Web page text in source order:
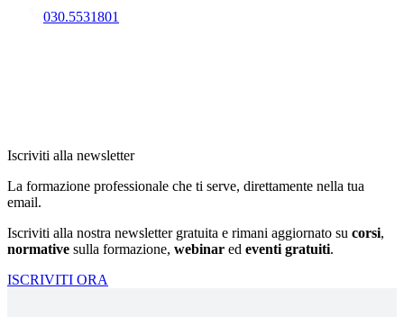
030.5531801
Iscriviti alla newsletter
La formazione professionale che ti serve, direttamente nella tua
email.
Iscriviti alla nostra newsletter gratuita e rimani aggiornato su corsi,
normative sulla formazione, webinar ed eventi gratuiti.
ISCRIVITI ORA